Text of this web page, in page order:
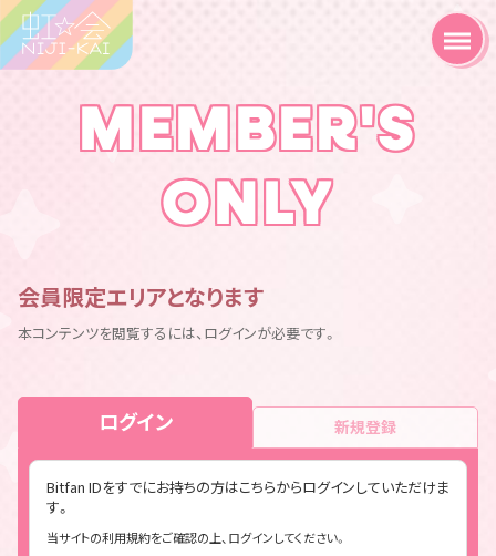
MEMBER'S
ONLY
会員限定エリアとなります
本コンテンツを閲覧するには、ログインが必要です。
ログイン 新規登録
Bitfan IDをすでにお持ちの方はこちらからログインしていただけま
す。
当サイトの利用規約をご確認の上、ログインしてください。